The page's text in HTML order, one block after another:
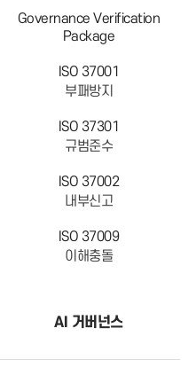
Governance Verification
Package
ISO 37001
부패방지
ISO 37301
규범준수
ISO 37002
내부신고
ISO 37009
이해충돌
AI 거버넌스